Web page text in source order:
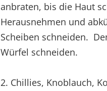
anbraten, bis die Haut
Herausnehmen und
Scheiben schneiden.
Würfel schneiden.
2. Chillies, Knoblauch,